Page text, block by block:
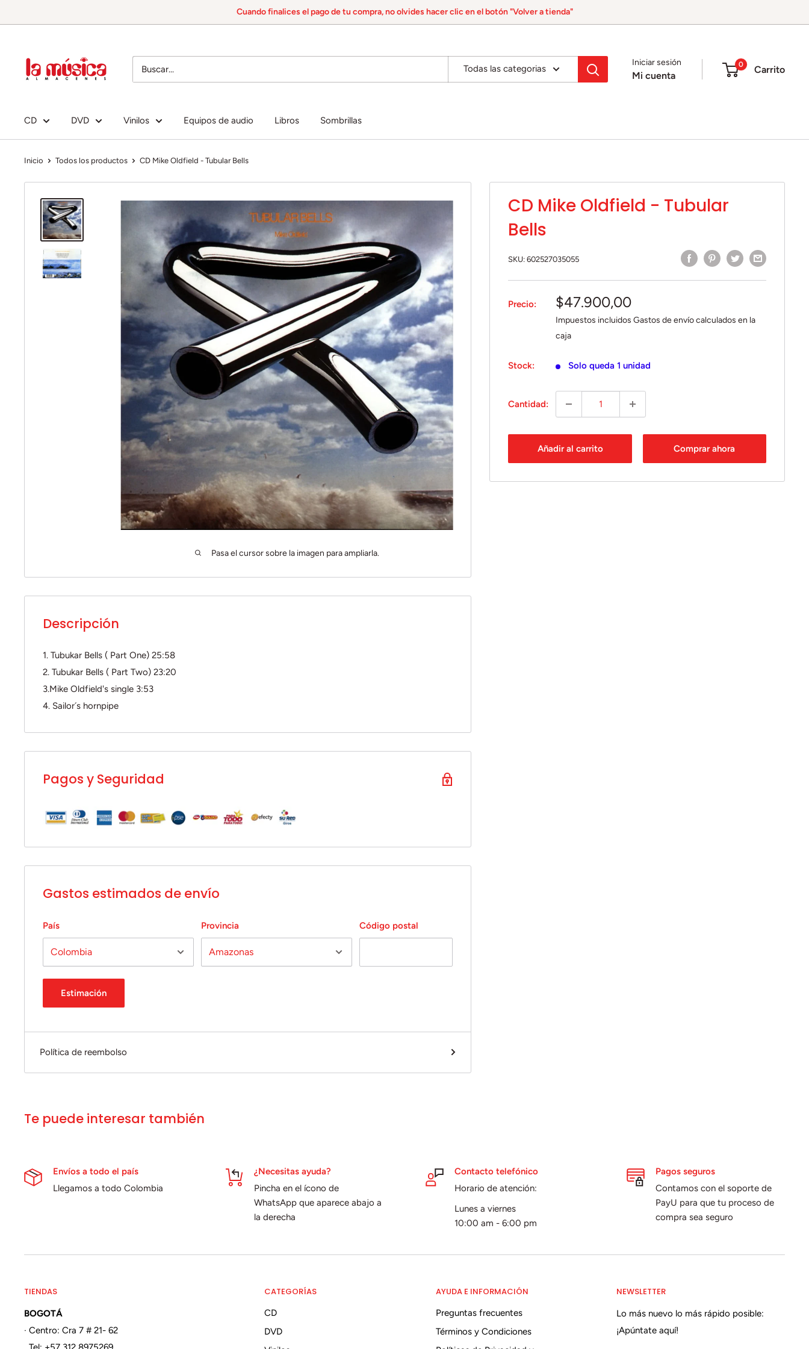
directamente
contenido
Cuando finalices el pago de tu compra, no olvides hacer clic en el botón "Volver a tienda"
La
Música
Todas las categorias
Iniciar sesión
Mi cuenta
0 Carrito
CD DVD Vinilos Equipos de audio Libros Sombrillas
Inicio Todos los productos CD Mike Oldfield - Tubular Bells
Pasa el cursor sobre la imagen para ampliarla.
CD Mike Oldfield - Tubular
Bells
SKU:602527035055
Precio:
Precio
de
venta
$47.900,00
Impuestos incluidosGastos de envíocalculados en la
caja
Stock: Solo queda 1 unidad
Cantidad:
Añadir al carrito Comprar ahora
Descripción
1. Tubukar Bells ( Part One) 25:58
2. Tubukar Bells ( Part Two) 23:20
3.Mike Oldfield's single 3:53
4. Sailor´s hornpipe
Pagos y Seguridad
Gastos estimados de envío
País Provincia Código postal
Estimación
Política de reembolso
Te puede interesar también
Envíos a todo el país
Llegamos a todo Colombia
¿Necesitas ayuda?
Pincha en el ícono de
WhatsApp que aparece abajo a
la derecha
Contacto telefónico
Horario de atención:
Lunes a viernes
10:00 am - 6:00 pm
Pagos seguros
Contamos con el soporte de
PayU para que tu proceso de
compra sea seguro
TIENDAS
BOGOTÁ
· Centro: Cra 7 # 21- 62
CATEGORÍAS
CD
DVD
AYUDA E INFORMACIÓN
Preguntas frecuentes
Términos y Condiciones
NEWSLETTER
Lo más nuevo lo más rápido posible:
¡Apúntate aquí!